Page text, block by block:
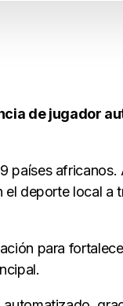
de jugador
países africanos.
deporte local a
para